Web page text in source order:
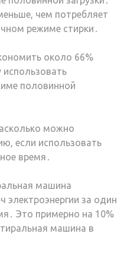
чем потребляет
режиме стирки․
около 66%
использовать
половинной
можно
если использовать
время․
машина
электроэнергии за один
Это примерно на 10%
машина в